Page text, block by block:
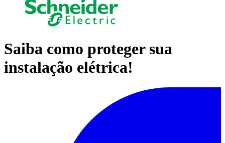
Saiba como proteger sua
instalação elétrica!